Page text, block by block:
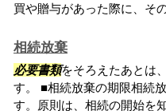
買や贈与があった際に、そ
相続放棄
必要書類をそろえたあとは
す。 ■相続放棄の期限相続
す。原則は、相続の開始を